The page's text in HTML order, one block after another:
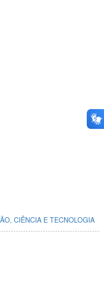
CIÊNCIA E TECNOLOGIA